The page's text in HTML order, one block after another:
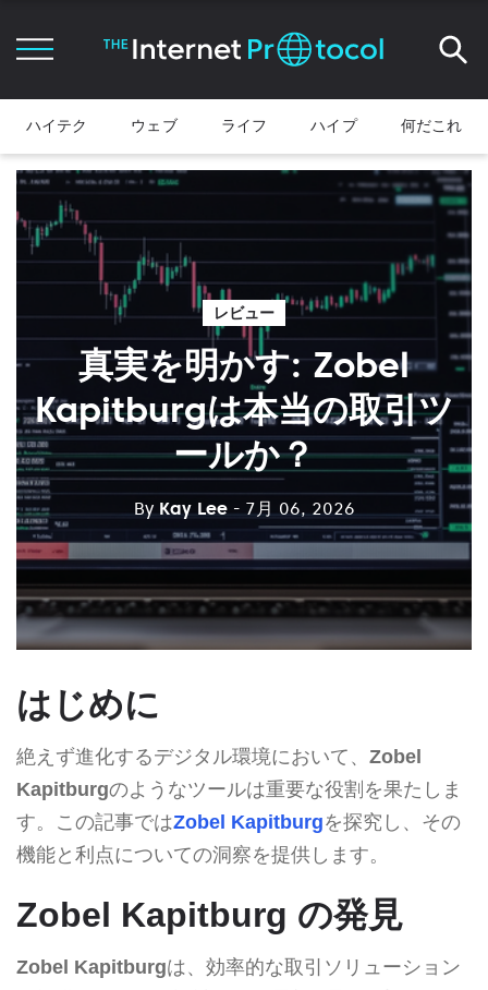
ハイテク ウェブ ライフ ハイプ 何だこれ
レビュー
真実を明かす: Zobel
Kapitburgは本当の取引ツ
ールか？
By Kay Lee - 7月 06, 2026
はじめに
絶えず進化するデジタル環境において、 Zobel
Kapitburgのようなツールは重要な役割を果たしま
す。この記事ではZobel Kapitburgを探究し、その
機能と利点についての洞察を提供します。
Zobel Kapitburg の発見
Zobel Kapitburgは、効率的な取引ソリューション